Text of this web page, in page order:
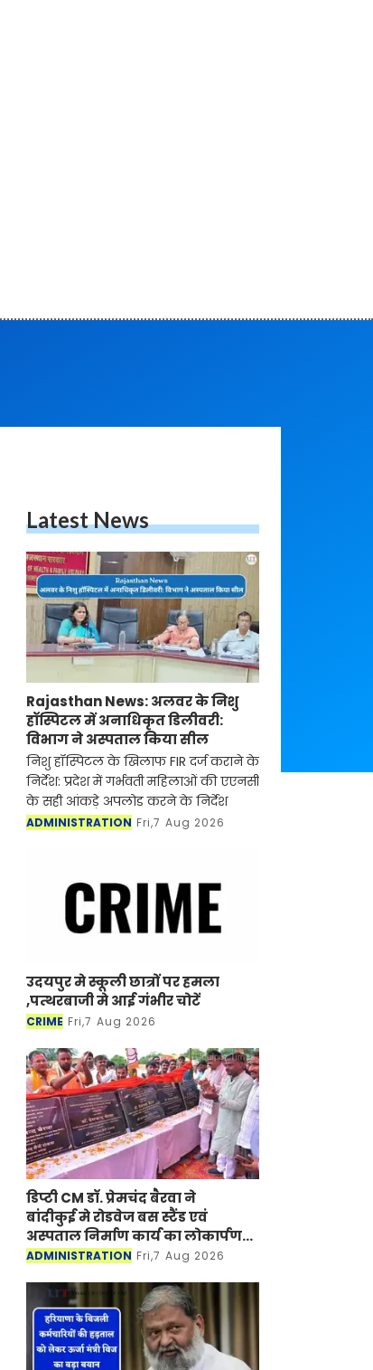
Latest News
Rajasthan News: अलवर के निशु
हॉस्पिटल में अनाधिकृत डिलीवरी:
विभाग ने अस्पताल किया सील
निशु हॉस्पिटल के खिलाफ FIR दर्ज कराने के
निर्देश: प्रदेश में गर्भवती महिलाओं की एएनसी
के सही आंकड़े अपलोड करने के निर्देश
ADMINISTRATION Fri,7 Aug 2026
उदयपुर मे स्कूली छात्रों पर हमला
,पत्थरबाजी मे आई गंभीर चोटें
CRIME Fri,7 Aug 2026
डिप्टी CM डॉ. प्रेमचंद बैरवा ने
बांदीकुई मे रोडवेज बस स्टैंड एवं
अस्पताल निर्माण कार्य का लोकार्पण-
शिलान्यास किया
ADMINISTRATION Fri,7 Aug 2026